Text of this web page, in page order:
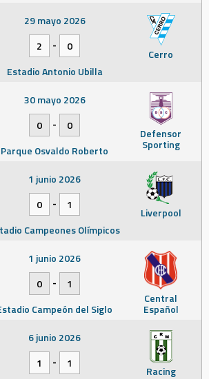
Cerro
29 mayo 2026
2
-
0
Estadio Antonio Ubilla
Defensor
Sporting
30 mayo 2026
0
-
0
Parque Osvaldo Roberto
Liverpool
1 junio 2026
0
-
1
Campeones Olímpicos
Central
Español
1 junio 2026
0
-
1
Campeón del Siglo
Racing
6 junio 2026
1
-
1